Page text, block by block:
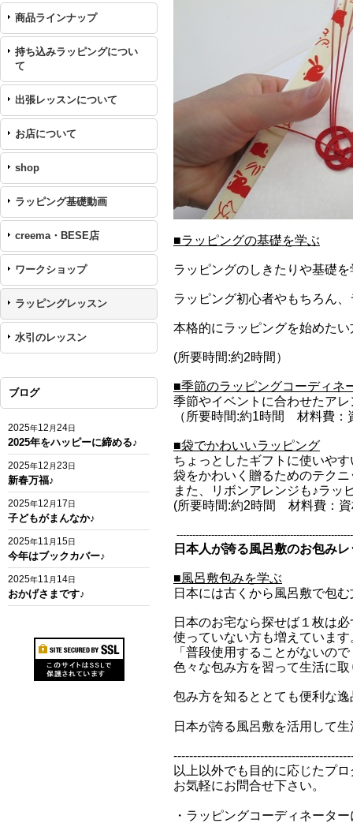
商品ラインナップ
持ち込みラッピングについ
て
出張レッスンについて
お店について
shop
ラッピング基礎動画
creema・BESE店
ワークショップ
ラッピングレッスン
水引のレッスン
ブログ
2025年12 月24日
2025年をハッピーに締める♪
2025年12 月23日
新春万福♪
2025年12 月 17日
子どもがまんなか♪
2025年11 月 15日
今年はブックカバー♪
2025年11 月 14日
おかげさまです♪
■ラッピングの基礎を学ぶ
ラッピングのしきたりや基礎
ラッピング初心者やもちろん
本格的にラッピングを始めた
(所要時間:約2時間）
■季節のラッピングコーディネ
季節やイベントに合わせたア
（所要時間:約1時間 材料費：
■袋でかわいいラッピング
ちょっとしたギフトに使いやす
袋をかわいく贈るためのテク
また、リボンアレンジも♪ラッ
(所要時間:約2時間 材料費：
日本人が誇る風呂敷のお包み
■風呂敷包みを学ぶ
日本には古くから風呂敷で包
日本のお宅なら探せば１枚は
使っていない方も増えています
「普段使用することがないので
色々な包み方を習って生活に
包み方を知るととても便利な逸
日本が誇る風呂敷を活用して生
以上以外でも目的に応じたプ
お気軽にお問合せ下さい。
・ラッピングコーディネータ